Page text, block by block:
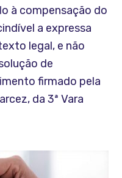
à compensação do
a expressa
legal, e não
de
firmado pela
da 3ª Vara